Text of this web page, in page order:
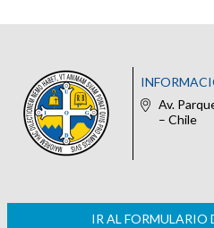
Av.
– Chile
IR AL FORMULARIO